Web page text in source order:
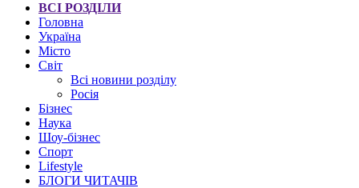
ВСІ РОЗДІЛИ
Головна
Україна
Місто
Світ
Всі новини розділу
Росія
Бізнес
Наука
Шоу-бізнес
Спорт
Lifestyle
БЛОГИ ЧИТАЧІВ